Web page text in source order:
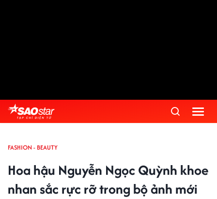
FASHION - BEAUTY
Hoa hậu Nguyễn Ngọc Quỳnh khoe
nhan sắc rực rỡ trong bộ ảnh mới